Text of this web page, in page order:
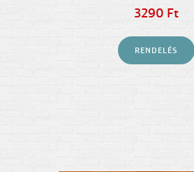
3290 Ft
RENDELÉS